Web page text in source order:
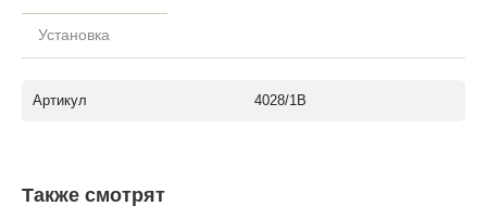
Установка
Артикул 4028/1B
Также смотрят